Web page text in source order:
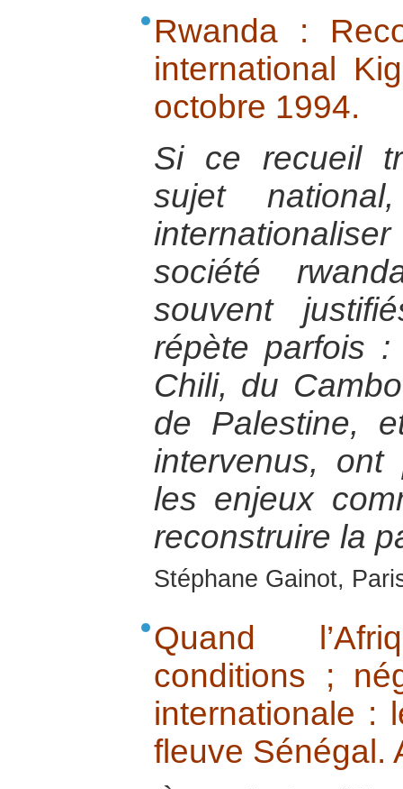
Rwanda :
international
octobre 1994.
Si ce recueil
sujet
société
souvent
répète parfois
Chili, du
de Palestine,
intervenus, ont
les enjeux
reconstruire la
Stéphane Gainot,
Quand
conditions ;
internationale :
fleuve Sénégal.